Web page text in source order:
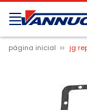
página inicial jg